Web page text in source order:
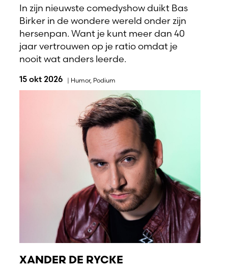
In zijn nieuwste comedyshow duikt Bas
Birker in de wondere wereld onder zijn
hersenpan. Want je kunt meer dan 40
jaar vertrouwen op je ratio omdat je
nooit wat anders leerde.
15 okt 2026 | Humor, Podium
XANDER DE RYCKE